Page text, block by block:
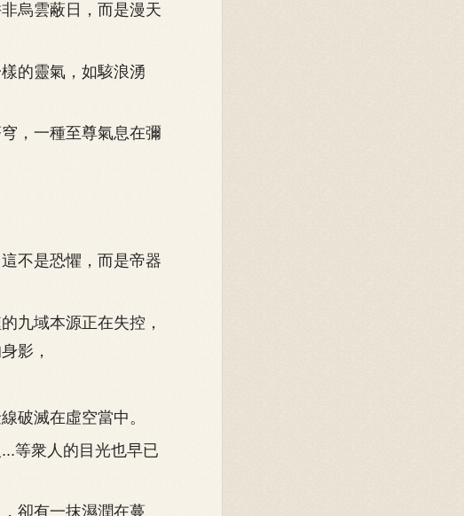
烏雲蔽日，而是漫天
的靈氣，如駭浪湧
，一種至尊氣息在彌
不是恐懼，而是帝器
九域本源正在失控，
影，
滅在虛空當中。
等衆人的目光也早已
卻有一抹濕潤在蔓